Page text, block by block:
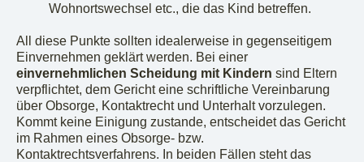
Wohnortswechsel etc., die das Kind betreffen.
All diese Punkte sollten idealerweise in gegenseitigem
Einvernehmen geklärt werden. Bei einer
einvernehmlichen Scheidung mit Kindern sind Eltern
verpflichtet, dem Gericht eine schriftliche Vereinbarung
über Obsorge, Kontaktrecht und Unterhalt vorzulegen.
Kommt keine Einigung zustande, entscheidet das Gericht
im Rahmen eines Obsorge- bzw.
Kontaktrechtsverfahrens. In beiden Fällen steht das